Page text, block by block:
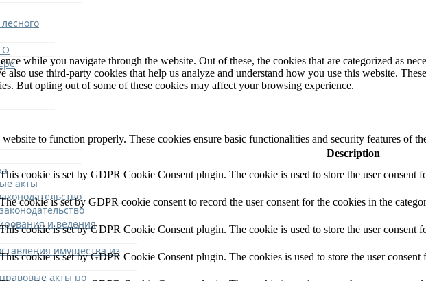
акты
и ведения
имущества из
акты по
while you navigate through the website. Out of these, the cookies that are categorized as
use third-party cookies that help us analyze and understand how you use this website.
But opting out of some of these cookies may affect your browsing experience.
to function properly. These cookies ensure basic functionalities and security features of
Description
This cookie is set by GDPR Cookie Consent plugin. The cookie is used to store the user consent
The cookie is set by GDPR cookie consent to record the user consent for the cookies in the
This cookie is set by GDPR Cookie Consent plugin. The cookie is used to store the user consent
This cookie is set by GDPR Cookie Consent plugin. The cookies is used to store the user